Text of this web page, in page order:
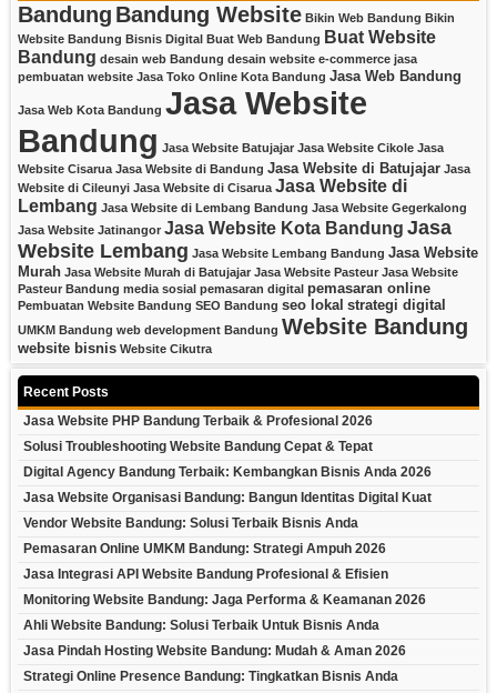
Bandung Bandung Website Bikin Web Bandung Bikin
Website Bandung Bisnis Digital Buat Web Bandung Buat Website
Bandung desain web Bandung desain website e-commerce jasa
pembuatan website Jasa Toko Online Kota Bandung Jasa Web Bandung
Jasa Web Kota Bandung Jasa Website
Bandung Jasa Website Batujajar Jasa Website Cikole Jasa
Website Cisarua Jasa Website di Bandung Jasa Website di Batujajar Jasa
Website di Cileunyi Jasa Website di Cisarua Jasa Website di
Lembang Jasa Website di Lembang Bandung Jasa Website Gegerkalong
Jasa Website Jatinangor Jasa Website Kota Bandung Jasa
Website Lembang Jasa Website Lembang Bandung Jasa Website
Murah Jasa Website Murah di Batujajar Jasa Website Pasteur Jasa Website
Pasteur Bandung media sosial pemasaran digital pemasaran online
Pembuatan Website Bandung SEO Bandung seo lokal strategi digital
UMKM Bandung web development Bandung Website Bandung
website bisnis Website Cikutra
Recent Posts
Jasa Website PHP Bandung Terbaik & Profesional 2026
Solusi Troubleshooting Website Bandung Cepat & Tepat
Digital Agency Bandung Terbaik: Kembangkan Bisnis Anda 2026
Jasa Website Organisasi Bandung: Bangun Identitas Digital Kuat
Vendor Website Bandung: Solusi Terbaik Bisnis Anda
Pemasaran Online UMKM Bandung: Strategi Ampuh 2026
Jasa Integrasi API Website Bandung Profesional & Efisien
Monitoring Website Bandung: Jaga Performa & Keamanan 2026
Ahli Website Bandung: Solusi Terbaik Untuk Bisnis Anda
Jasa Pindah Hosting Website Bandung: Mudah & Aman 2026
Strategi Online Presence Bandung: Tingkatkan Bisnis Anda